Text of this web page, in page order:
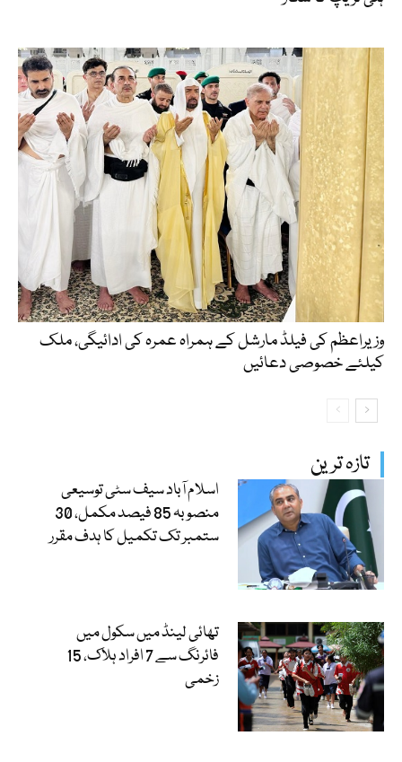
تازہ ترین
اسلام آباد سیف سٹی توسیعی
منصوبہ 85 فیصد مکمل، 30
ستمبر تک تکمیل کا ہدف مقرر
تھائی لینڈ میں سکول میں
فائرنگ سے 7 افراد ہلاک، 15
زخمی
وزیراعظم کی فیلڈ مارشل کے ہمراہ عمرہ کی ادائیگی، ملک
کیلئے خصوصی دعائیں